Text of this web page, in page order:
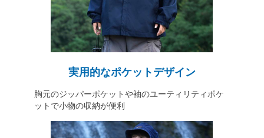
実用的なポケットデザイン
胸元のジッパーポケットや袖のユーティリティポケ
ットで小物の収納が便利